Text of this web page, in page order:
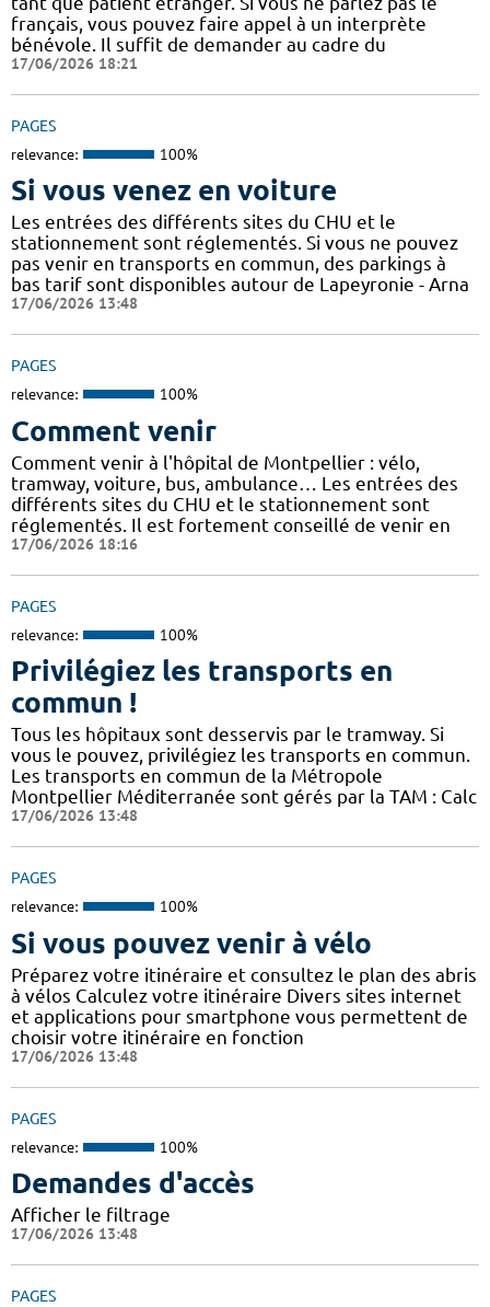
français, vous pouvez faire appel à un interprète
bénévole. Il suffit de demander au cadre du
17/06/2026 18:21
PAGES
relevance: 100%
Si vous venez en voiture
Les entrées des différents sites du CHU et le
stationnement sont réglementés. Si vous ne pouvez
pas venir en transports en commun, des parkings à
bas tarif sont disponibles autour de Lapeyronie - Arna
17/06/2026 13:48
PAGES
relevance: 100%
Comment venir
Comment venir à l'hôpital de Montpellier : vélo,
tramway, voiture, bus, ambulance… Les entrées des
différents sites du CHU et le stationnement sont
réglementés. Il est fortement conseillé de venir en
17/06/2026 18:16
PAGES
relevance: 100%
Privilégiez les transports en
commun !
Tous les hôpitaux sont desservis par le tramway. Si
vous le pouvez, privilégiez les transports en commun.
Les transports en commun de la Métropole
Montpellier Méditerranée sont gérés par la TAM : Calc
17/06/2026 13:48
PAGES
relevance: 100%
Si vous pouvez venir à vélo
Préparez votre itinéraire et consultez le plan des abris
à vélos Calculez votre itinéraire Divers sites internet
et applications pour smartphone vous permettent de
choisir votre itinéraire en fonction
17/06/2026 13:48
PAGES
relevance: 100%
Demandes d'accès
Afficher le filtrage
17/06/2026 13:48
PAGES